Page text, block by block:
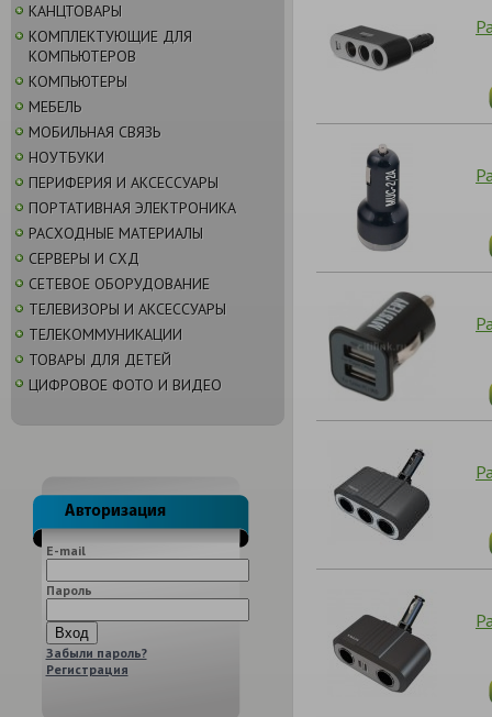
КАНЦТОВАРЫ
КОМПЛЕКТУЮЩИЕ ДЛЯ
КОМПЬЮТЕРОВ
КОМПЬЮТЕРЫ
МЕБЕЛЬ
МОБИЛЬНАЯ СВЯЗЬ
НОУТБУКИ
ПЕРИФЕРИЯ И АКСЕССУАРЫ
ПОРТАТИВНАЯ ЭЛЕКТРОНИКА
РАСХОДНЫЕ МАТЕРИАЛЫ
СЕРВЕРЫ И СХД
СЕТЕВОЕ ОБОРУДОВАНИЕ
ТЕЛЕВИЗОРЫ И АКСЕССУАРЫ
ТЕЛЕКОММУНИКАЦИИ
ТОВАРЫ ДЛЯ ДЕТЕЙ
ЦИФРОВОЕ ФОТО И ВИДЕО
E-mail
Пароль
Забыли пароль?
Регистрация